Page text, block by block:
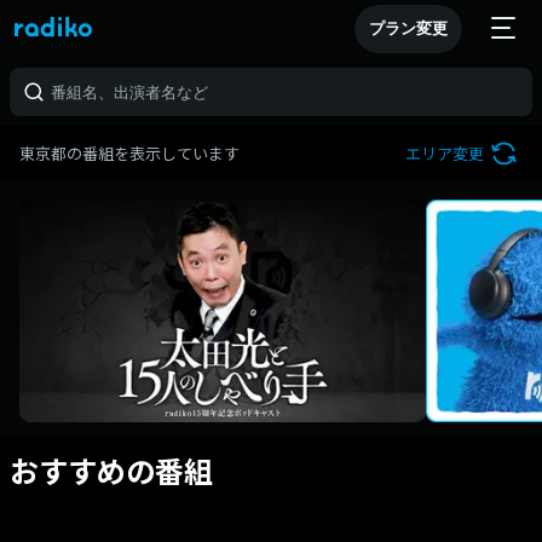
プラン変更
東京都の番組を表示しています エリア変更
おすすめの番組